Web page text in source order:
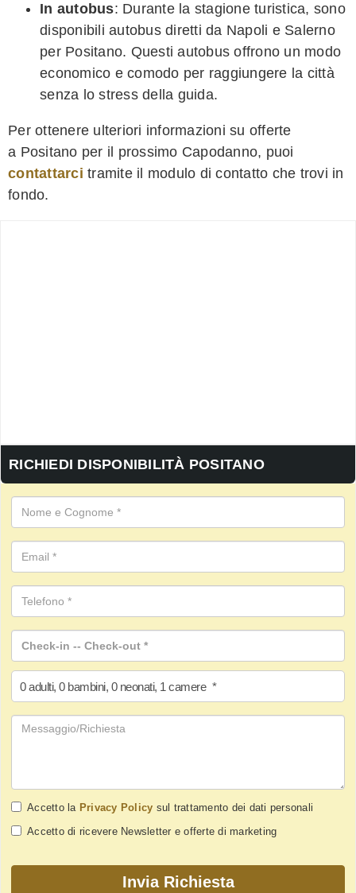
In autobus: Durante la stagione turistica, sono
disponibili autobus diretti da Napoli e Salerno
per Positano. Questi autobus offrono un modo
economico e comodo per raggiungere la città
senza lo stress della guida.
Per ottenere ulteriori informazioni su offerte
a Positano per il prossimo Capodanno, puoi
contattarci tramite il modulo di contatto che trovi in
fondo.
RICHIEDI DISPONIBILITÀ POSITANO
0 adulti, 0 bambini, 0 neonati, 1 camere *
Accetto la Privacy Policy sul trattamento dei dati personali
Accetto di ricevere Newsletter e offerte di marketing